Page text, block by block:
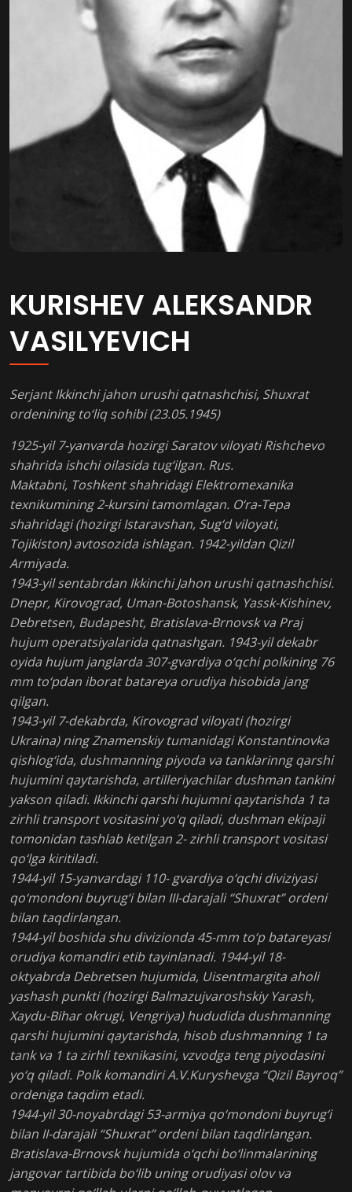
KURISHEV ALEKSANDR
VASILYEVICH
Serjant Ikkinchi jahon urushi qatnashchisi, Shuxrat
ordenining to‘liq sohibi (23.05.1945)
1925-yil 7-yanvarda hozirgi Saratov viloyati Rishchevo
shahrida ishchi oilasida tug‘ilgan. Rus.
Maktabni, Toshkent shahridagi Elektromexanika
texnikumining 2-kursini tamomlagan. O‘ra-Tepa
shahridagi (hozirgi Istaravshan, Sug‘d viloyati,
Tojikiston) avtosozida ishlagan. 1942-yildan Qizil
Armiyada.
1943-yil sentabrdan Ikkinchi Jahon urushi qatnashchisi.
Dnepr, Kirovograd, Uman-Botoshansk, Yassk-Kishinev,
Debretsen, Budapesht, Bratislava-Brnovsk va Praj
hujum operatsiyalarida qatnashgan. 1943-yil dekabr
oyida hujum janglarda 307-gvardiya o‘qchi polkining 76
mm to‘pdan iborat batareya orudiya hisobida jang
qilgan.
1943-yil 7-dekabrda, Kirovograd viloyati (hozirgi
Ukraina) ning Znamenskiy tumanidagi Konstantinovka
qishlog‘ida, dushmanning piyoda va tanklarinng qarshi
hujumini qaytarishda, artilleriyachilar dushman tankini
yakson qiladi. Ikkinchi qarshi hujumni qaytarishda 1 ta
zirhli transport vositasini yo‘q qiladi, dushman ekipaji
tomonidan tashlab ketilgan 2- zirhli transport vositasi
qo‘lga kiritiladi.
1944-yil 15-yanvardagi 110- gvardiya o‘qchi diviziyasi
qo‘mondoni buyrug‘i bilan III-darajali “Shuxrat” ordeni
bilan taqdirlangan.
1944-yil boshida shu divizionda 45-mm to‘p batareyasi
orudiya komandiri etib tayinlanadi. 1944-yil 18-
oktyabrda Debretsen hujumida, Uisentmargita aholi
yashash punkti (hozirgi Balmazujvaroshskiy Yarash,
Xaydu-Bihar okrugi, Vengriya) hududida dushmanning
qarshi hujumini qaytarishda, hisob dushmanning 1 ta
tank va 1 ta zirhli texnikasini, vzvodga teng piyodasini
yo‘q qiladi. Polk komandiri A.V.Kuryshevga “Qizil Bayroq”
ordeniga taqdim etadi.
1944-yil 30-noyabrdagi 53-armiya qo‘mondoni buyrug‘i
bilan II-darajali “Shuxrat” ordeni bilan taqdirlangan.
Bratislava-Brnovsk hujumida o‘qchi bo‘linmalarining
jangovar tartibida bo‘lib uning orudiyasi olov va